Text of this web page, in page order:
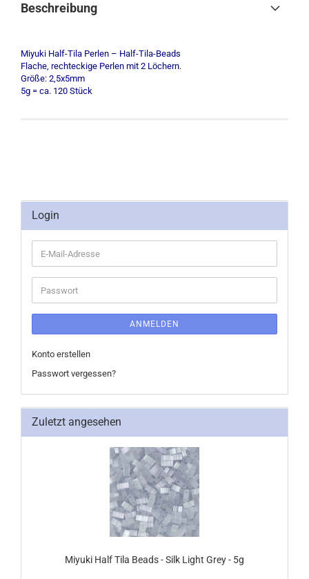
Beschreibung
Miyuki Half-Tila Perlen – Half-Tila-Beads
Flache, rechteckige Perlen mit 2 Löchern.
Größe: 2,5x5mm
5g = ca. 120 Stück
Login
E-
Mail-
Adresse
Passwort
ANMELDEN
Konto erstellen
Passwort vergessen?
Zuletzt angesehen
Miyuki Half Tila Beads - Silk Light Grey - 5g